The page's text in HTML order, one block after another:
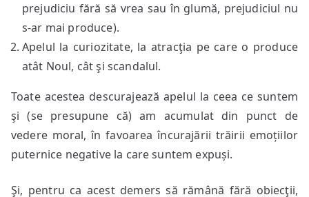
prejudiciu fără să vrea sau în glumă, prejudiciul nu
s-ar mai produce).
Apelul la curiozitate, la atracţia pe care o produce
atât Noul, cât şi scandalul.
Toate acestea descurajează apelul la ceea ce suntem
şi (se presupune că) am acumulat din punct de
vedere moral, în favoarea încurajării trăirii emoțiilor
puternice negative la care suntem expuși.
Şi, pentru ca acest demers să rămână fără obiecţii,